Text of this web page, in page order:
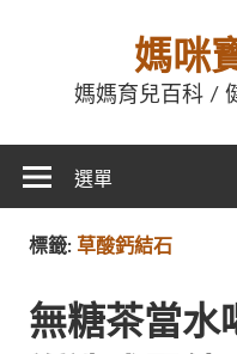
媽咪
媽媽育兒百科 /
選單
標籤: 草酸鈣結石
無糖茶當水